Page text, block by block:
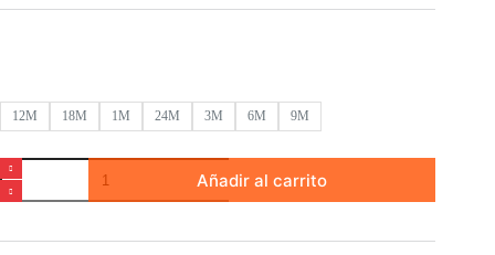
12M 18M 1M 24M 3M 6M 9M
Conjunto
punto
combinado
bebé
Añadir al carrito